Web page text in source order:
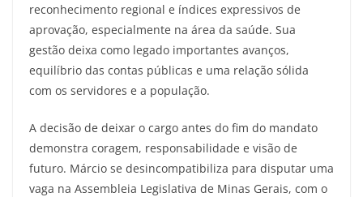
reconhecimento regional e índices expressivos de
aprovação, especialmente na área da saúde. Sua
gestão deixa como legado importantes avanços,
equilíbrio das contas públicas e uma relação sólida
com os servidores e a população.
A decisão de deixar o cargo antes do fim do mandato
demonstra coragem, responsabilidade e visão de
futuro. Márcio se desincompatibiliza para disputar uma
vaga na Assembleia Legislativa de Minas Gerais, com o